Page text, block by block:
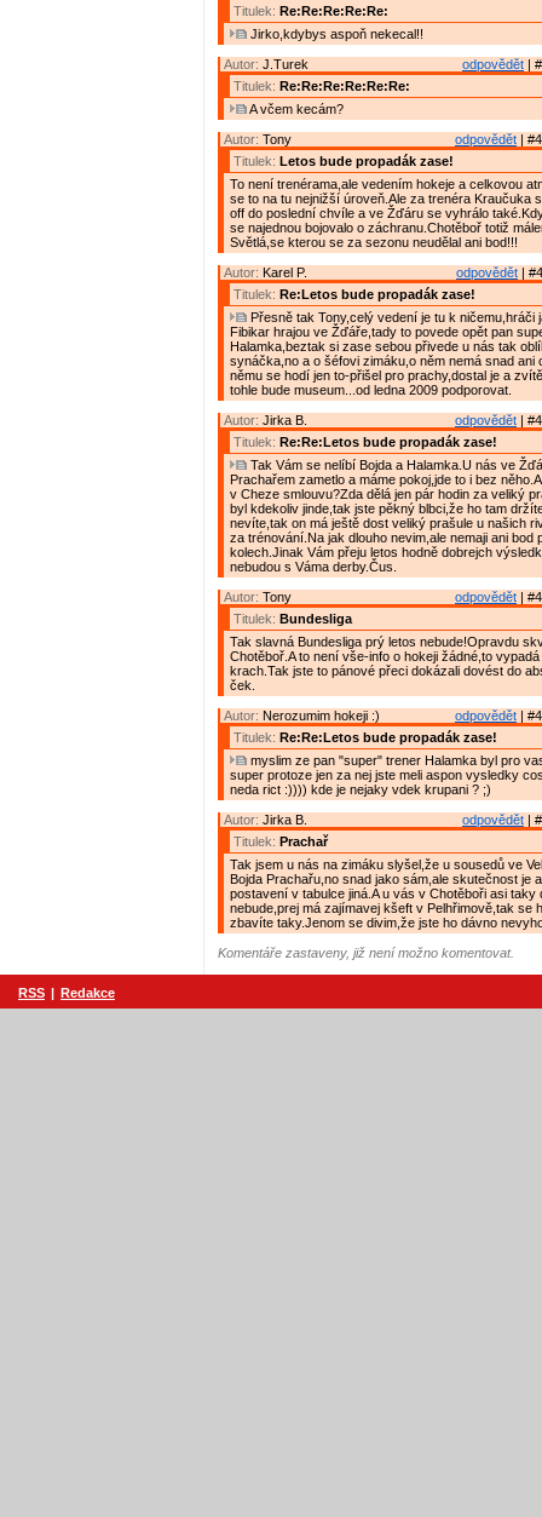
Titulek: Re:Re:Re:Re:Re:
Jirko,kdybys aspoň nekecal!!
odpovědět |
Autor: J.Turek
Titulek: Re:Re:Re:Re:Re:Re:
A včem kecám?
odpovědět |
Autor: Tony
Titulek: Letos bude propadák zase!
To není trenérama,ale vedením hokeje a celkovou
se to na tu nejnižší úroveň.Ale za trenéra Kraučuka
off do poslední chvíle a ve Žďáru se vyhrálo
se najednou bojovalo o záchranu.Chotěboř totiž
Světlá,se kterou se za sezonu neudělal ani bod!!!
odpovědět |
Autor: Karel P.
Titulek: Re:Letos bude propadák zase!
Přesně tak Tony,celý vedení je tu k ničemu,hráči
Fibikar hrajou ve Žďáře,tady to povede opět pan
Halamka,beztak si zase sebou přivede u nás tak
synáčka,no a o šéfovi zimáku,o něm nemá snad ani
němu se hodí jen to-přišel pro prachy,dostal je a
tohle bude museum...od ledna 2009 podporovat.
odpovědět |
Autor: Jirka B.
Titulek: Re:Re:Letos bude propadák zase!
Tak Vám se nelíbí Bojda a Halamka.U nás ve
Prachařem zametlo a máme pokoj,jde to i bez
v Cheze smlouvu?Zda dělá jen pár hodin za veliký
byl kdekoliv jinde,tak jste pěkný blbci,že ho tam
nevíte,tak on má ještě dost veliký prašule u našich
za trénování.Na jak dlouho nevim,ale nemaji ani bod
kolech.Jinak Vám přeju letos hodně dobrejch
nebudou s Váma derby.Čus.
odpovědět |
Autor: Tony
Titulek: Bundesliga
Tak slavná Bundesliga prý letos nebude!Opravdu
Chotěboř.A to není vše-info o hokeji žádné,to
krach.Tak jste to pánové přeci dokázali dovést do
ček.
odpovědět |
Autor: Nerozumim hokeji :)
Titulek: Re:Re:Letos bude propadák zase!
myslim ze pan "super" trener Halamka byl pro
super protoze jen za nej jste meli aspon vysledky
neda rict :)))) kde je nejaky vdek krupani ? ;)
odpovědět |
Autor: Jirka B.
Titulek: Prachař
Tak jsem u nás na zimáku slyšel,že u sousedů ve
Bojda Prachařu,no snad jako sám,ale skutečnost je
postavení v tabulce jiná.A u vás v Chotěboři asi taky
nebude,prej má zajímavej kšeft v Pelhřimově,tak se
zbavíte taky.Jenom se divim,že jste ho dávno
Komentáře zastaveny, již není možno komentovat.
RSS | Redakce